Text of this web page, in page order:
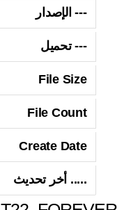
--- الإصدار
--- تحميل
File Size
File Count
Create Date
..... أخر تحديث